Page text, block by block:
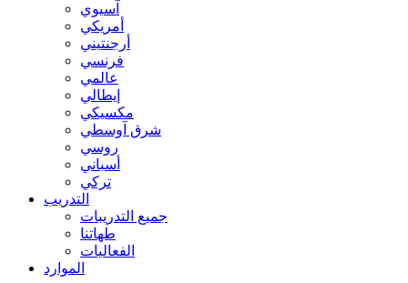
آسيوي
أمريكي
أرجنتيني
فرنسي
عالمي
إيطالي
مكسيكي
شرق آوسطي
روسي
أسباني
تركي
التدريب
جميع التدريبات
طهاتنا
الفعاليات
الموارد